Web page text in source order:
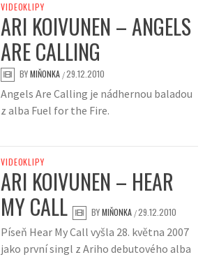
VIDEOKLIPY
ARI KOIVUNEN – ANGELS
ARE CALLING
BYMIŇONKA /29.12.2010
Angels Are Calling je nádhernou baladou
z alba Fuel for the Fire.
VIDEOKLIPY
ARI KOIVUNEN – HEAR
MY CALL
BYMIŇONKA /29.12.2010
Píseň Hear My Call vyšla 28. května 2007
jako první singl z Ariho debutového alba